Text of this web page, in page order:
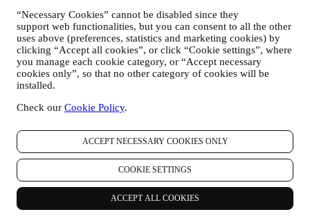
“Necessary Cookies” cannot be disabled since they
support web functionalities, but you can consent to all the other
uses above (preferences, statistics and marketing cookies) by
clicking “Accept all cookies”, or click “Cookie settings”, where
you manage each cookie category, or “Accept necessary
cookies only”, so that no other category of cookies will be
installed.
Check our Cookie Policy.
ACCEPT NECESSARY COOKIES ONLY
COOKIE SETTINGS
ACCEPT ALL COOKIES
1. WANNEER EN WELK SOORT GEGEVENS VERZAMELEN WIJ
VAN U?
“Persoonsgegevens” betekent alle informatie met betrekking tot u en
die ons in staat stelt om u te identificeren, hetzij rechtstreeks of in
combinatie met andere informatie.
Kinderen: Deze website is niet bedoeld voor kinderen en we
Wij kunnen persoonsgegevens van u verzamelen wanneer u onze
een Le Creuset-product koopt op de Website of in onze Le Creuset
Winkels (Signature Boutiques en Outlet Winkels) of wanneer u zich
aanmeldt voor onze marketingcommunicatie. De persoonsgegevens
kunnen betrekking hebben op:
contactgegevens (adres, telefoonnummer), om een Le